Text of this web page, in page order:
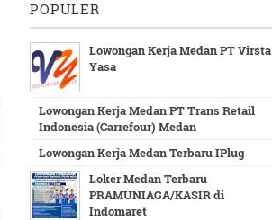
POPULER
Lowongan Kerja Medan PT Virsta
Yasa
Lowongan Kerja Medan PT Trans Retail
Indonesia (Carrefour) Medan
Lowongan Kerja Medan Terbaru IPlug
Loker Medan Terbaru
PRAMUNIAGA/KASIR di
Indomaret